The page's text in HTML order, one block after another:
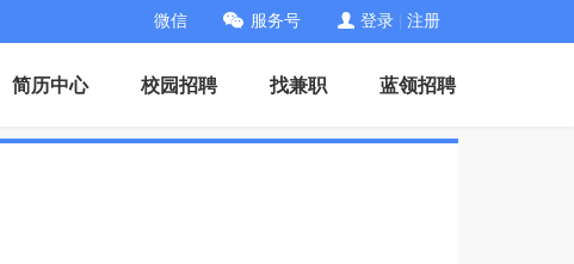
微信 服务号 登录 注册
简历中心 校园招聘 找兼职 蓝领招聘